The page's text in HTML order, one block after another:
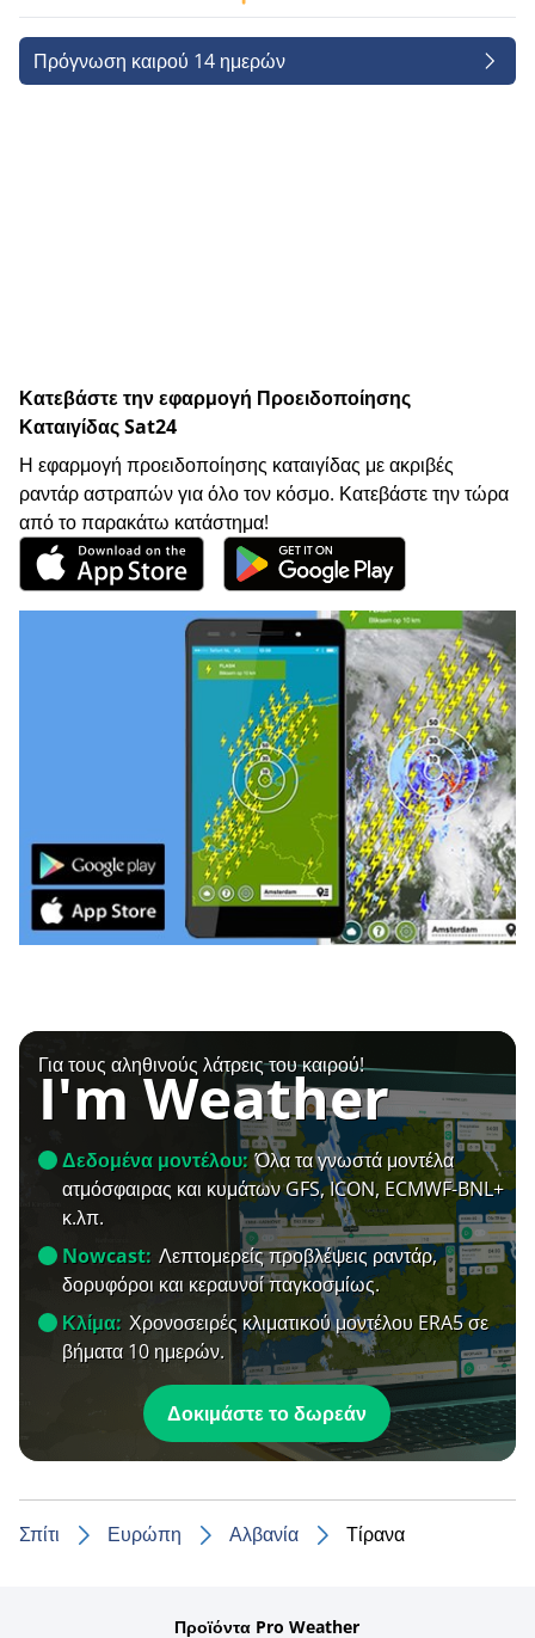
Πρόγνωση καιρού 14 ημερών
Κατεβάστε την εφαρμογή Προειδοποίησης
Καταιγίδας Sat24
Η εφαρμογή προειδοποίησης καταιγίδας με ακριβές
ραντάρ αστραπών για όλο τον κόσμο. Κατεβάστε την τώρα
από το παρακάτω κατάστημα!
Για τους αληθινούς λάτρεις του καιρού!
I'm Weather
Δεδομένα μοντέλου: Όλα τα γνωστά μοντέλα
ατμόσφαιρας και κυμάτων GFS, ICON, ECMWF-BNL+
κ.λπ.
Nowcast: Λεπτομερείς προβλέψεις ραντάρ,
δορυφόροι και κεραυνοί παγκοσμίως.
Κλίμα: Χρονοσειρές κλιματικού μοντέλου ERA5 σε
βήματα 10 ημερών.
Δοκιμάστε το δωρεάν
Σπίτι Ευρώπη Αλβανία Τίρανα
Προϊόντα Pro Weather